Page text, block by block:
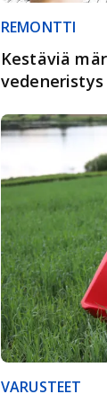
REMONTTI
Kestäviä
vedeneristys
VARUSTEET